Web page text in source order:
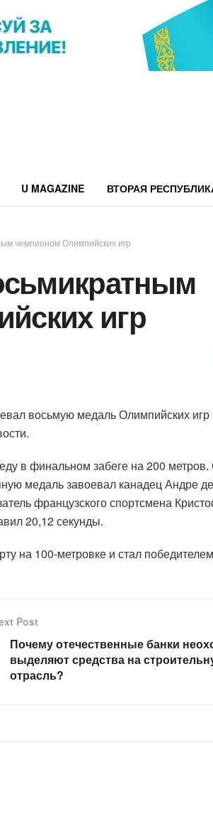
U MAGAZINE ВТОРАЯ
чемпионом Олимпийских игр
игр
восьмую медаль Олимпийских игр
в финальном забеге на 200 метров.
медаль завоевал канадец Андре де
французского спортсмена
20,12 секунды.
на 100-метровке и стал
Post
Почему отечественные банки
выделяют средства на
отрасль?